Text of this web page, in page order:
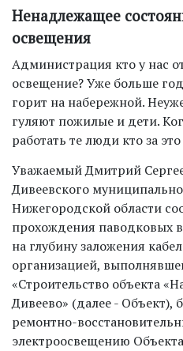
Ненадлежащее
освещения
Администрация кто у нас
освещение? Уже больше
горит на набережной.
гуляют пожилые и дети.
работать те люди кто за
Уважаемый Дмитрий
Дивеевского
Нижегородской области
прохождения паводковых
на глубину заложения
организацией,
«Строительство объекта
Дивеево» (далее - Объект),
ремонтно-
электроосвещению